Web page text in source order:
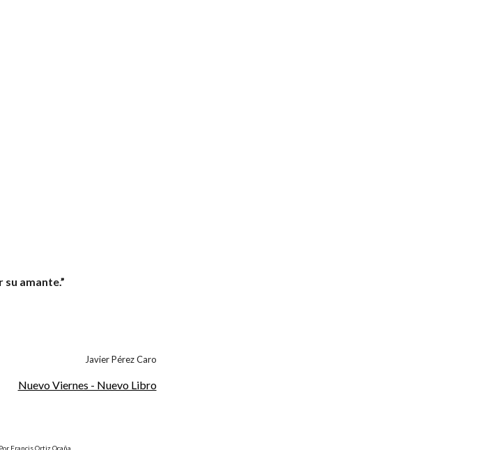
amante.”
Javier Pérez Caro
Nuevo Viernes - Nuevo Libro
Por Francis Ortiz Ocaña